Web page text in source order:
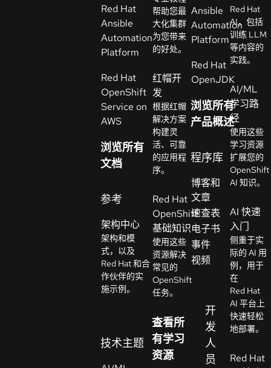
开
始
试
联
系
人
选
语
言
Red Hat
Ansible
Automation
Platform
Red Hat
OpenShift
Service on
AWS
浏览所有
文档
参考
架构中心
架构和模
式，以及
Red Hat 和合
作伙伴的实
施示例。
技术主题
帮助您最
大化集群
为您带来
的好处。
红帽开
发
根据红帽
解决方案
构建灵
活、可靠
的应用程
序。
Red Hat
OpenShift
基础知识
使用这些
资源解决
常见的
OpenShift
任务。
查看所
有学习
资源
Ansible
Automation
Platform
Red Hat
OpenJDK
浏览所有
产品概述
程序库
博客和
文章
速查表
电子书
事件
视频
开
发
人
员
Red Hat
AI，包括
训练 LLM
等内容的
实践。
AI/ML
学习路
径
使用这些
学习资源
扩展您的
OpenShift
AI 知识。
AI 快速
入门
侧重于实
际的 AI 用
例，用于
在
Red Hat
AI 平台上
快速轻松
地部署。
Red Hat